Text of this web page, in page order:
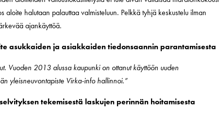
halutaan palauttaa valmisteluun. Pelkkä tyhjä keskustelu ilman
ajankäyttöä.
asukkaiden ja asiakkaiden tiedonsaannin parantamisesta
Vuoden 2013 alussa kaupunki on ottanut käyttöön uuden
yleisneuvontapiste Virka-info hallinnoi.”
tekemisestä laskujen perinnän hoitamisesta